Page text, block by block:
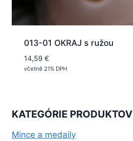
013-01 OKRAJ s ružou
14,59 €
včetně 21% DPH
KATEGÓRIE PRODUKTOV
Mince a medaily